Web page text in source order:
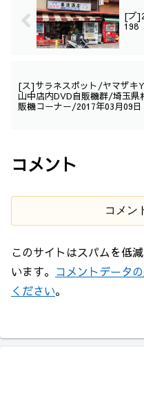
[ブ
198
[ス]サラネスポット/ヤマザキ
山中店内DVD自販機群/埼玉県
販機コーナー/2017年03月09日
コメント
コメン
このサイトはスパムを低
います。 コメントデータ
ください。